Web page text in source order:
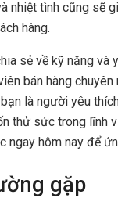
nhiệt tình cũng sẽ
hàng.
sẻ về kỹ năng và
bán hàng
là người yêu
thử sức trong lĩnh
ngay hôm nay để
gặp